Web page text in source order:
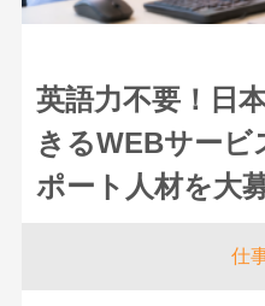
英語力不要！日
きるWEBサー
ポート人材を大
仕